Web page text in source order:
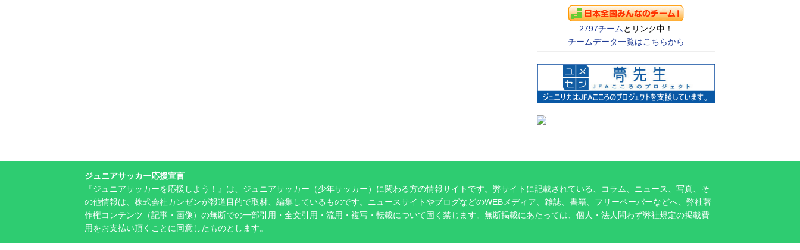
2797チーム とリンク中！
チームデータ一覧はこちらから
ジュニアサッカー応援宣言
『ジュニアサッカーを応援しよう！』は、ジュニアサッカー（少年サッカー）に関わる方の情報サイトです。弊サイトに記載されている、コラム、ニュース、写真、そ
の他情報は、株式会社カンゼンが報道目的で取材、編集しているものです。ニュースサイトやブログなどのWEBメディア、雑誌、書籍、フリーペーパーなどへ、弊社著
作権コンテンツ（記事・画像）の無断での一部引用・全文引用・流用・複写・転載について固く禁じます。無断掲載にあたっては、個人・法人問わず弊社規定の掲載費
用をお支払い頂くことに同意したものとします。